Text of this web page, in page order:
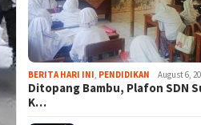
BERITA HARI INI PENDIDIKAN August 6,
Ditopang Bambu, Plafon SDN
K…